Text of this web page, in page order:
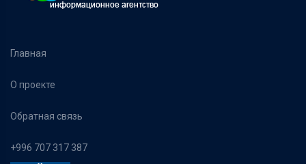
Главная
О проекте
Обратная связь
+996 707 317 387